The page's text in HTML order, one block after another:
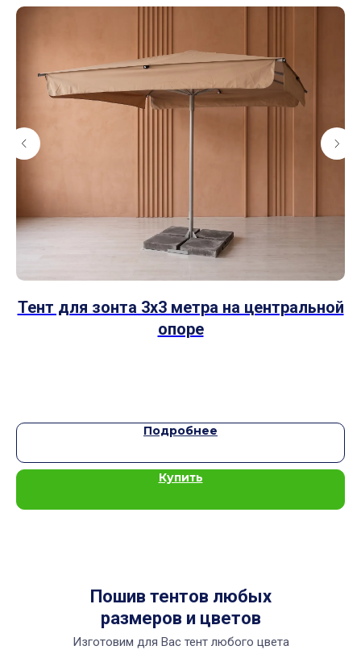
Тент для зонта 3х3 метра на центральной
опоре
Подробнее
Купить
Изготовим для Вас тент любого цвета
Пошив тентов любых
размеров и цветов